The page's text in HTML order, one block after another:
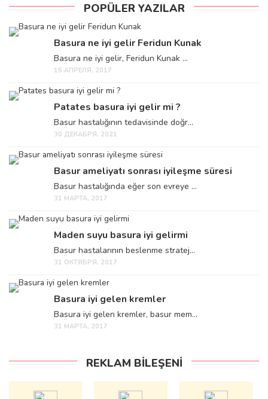
POPÜLER YAZILAR
Basura ne iyi gelir Feridun Kunak
Basura ne iyi gelir, Feridun Kunak ...
15 АПРЕЛЯ, 2017
Patates basura iyi gelir mi ?
Basur hastalığının tedavisinde doğr...
30 ДЕКАБРЯ, 2021
Basur ameliyatı sonrası iyileşme süresi
Basur hastalığında eğer son evreye ...
31 МАРТА, 2017
Maden suyu basura iyi gelirmi
Basur hastalarının beslenme stratej...
31 ОКТЯБРЯ, 2017
Basura iyi gelen kremler
Basura iyi gelen kremler, basur mem...
31 МАРТА, 2017
REKLAM BILEŞENI